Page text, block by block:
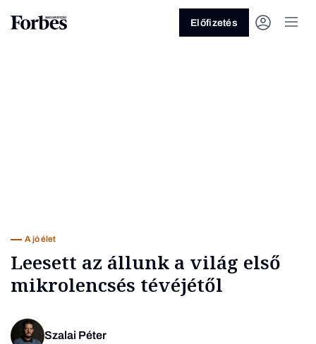
Előfizetés
A jó élet
Leesett az állunk a világ első
mikrolencsés tévéjétől
Szalai Péter